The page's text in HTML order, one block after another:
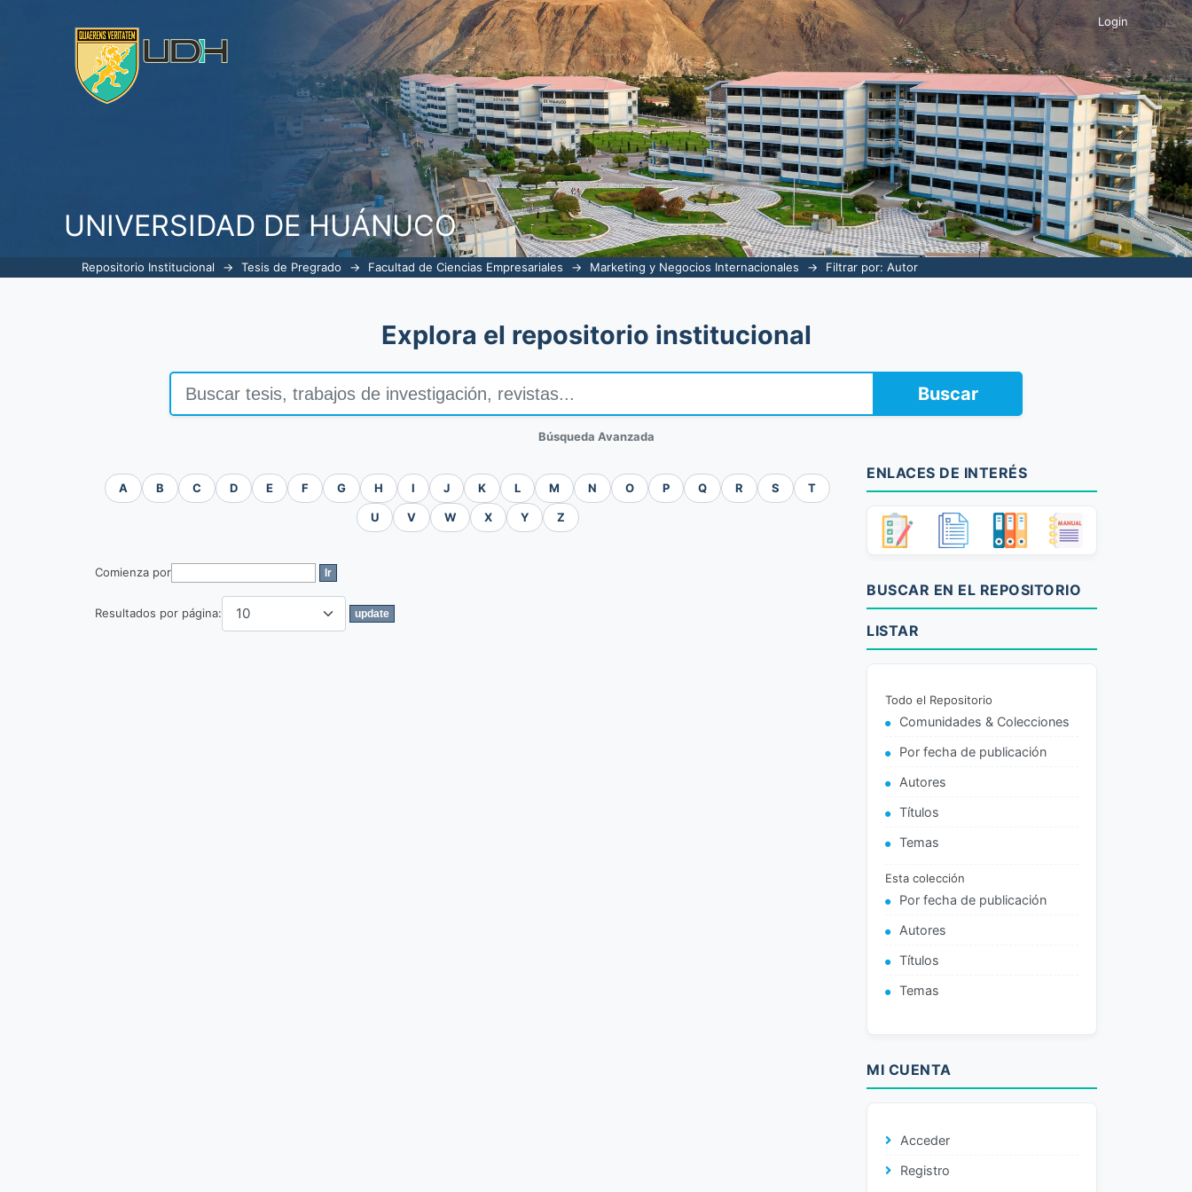
UNIVERSIDAD DE HUÁNUCO
Login
Repositorio Institucional → Tesis de Pregrado → Facultad de Ciencias Empresariales → Marketing y Negocios Internacionales → Filtrar por: Autor
Explora el repositorio institucional
Buscar
Búsqueda Avanzada
A B C D E F G H I J K L M N O P Q R S T
U V W X Y Z
Comienza por
Resultados por página:
ENLACES DE INTERÉS
BUSCAR EN EL REPOSITORIO
LISTAR
Todo el Repositorio
Comunidades & Colecciones
Por fecha de publicación
Autores
Títulos
Temas
Esta colección
Por fecha de publicación
Autores
Títulos
Temas
MI CUENTA
Acceder
Registro